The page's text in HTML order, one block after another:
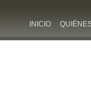
INICIO